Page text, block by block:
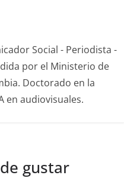
Social - Periodista -
por el Ministerio de
Doctorado en la
en audiovisuales.
gustar